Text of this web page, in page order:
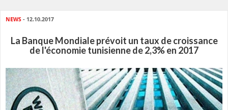
NEWS - 12.10.2017
La Banque Mondiale prévoit un taux de croissance
de l'économie tunisienne de 2,3% en 2017